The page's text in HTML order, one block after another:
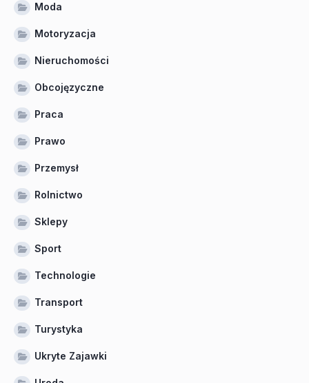
Moda
Motoryzacja
Nieruchomości
Obcojęzyczne
Praca
Prawo
Przemysł
Rolnictwo
Sklepy
Sport
Technologie
Transport
Turystyka
Ukryte Zajawki